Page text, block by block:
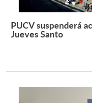
PUCV suspenderá
Jueves Santo